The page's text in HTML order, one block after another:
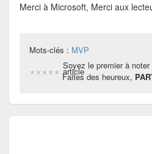
Merci à Microsoft, Merci aux
Mots-clés : MVP
Soyez le premier à noter
article
Faites des heureux,